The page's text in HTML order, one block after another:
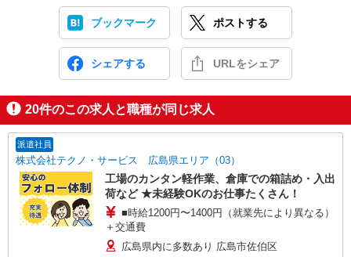
〒730-0031 広島県広島市中区紙屋町2-1-22 広島興銀ビル11階
ブックマーク ポストする
シェアする URLをシェア
20件のこの求人と職種が同じ求人
派遣社員
株式会社テクノ・サービス 広島県エリア（03）
工場のカンタン軽作業、倉庫での箱詰め・入出
荷など ★未経験OKのお仕事たくさん！
■時給1200円〜1400円（就業先により異なる）
＋交通費
広島県内に多数あり 広島市佐伯区